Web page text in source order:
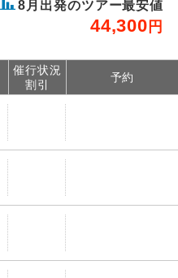
8 月出発のツアー最安値
44,300 円
催行状況
割引
予約